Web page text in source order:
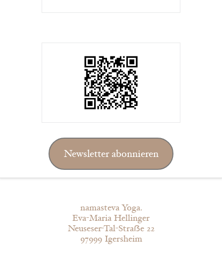
Newsletter abonnieren
namasteva Yoga.
Eva-Maria Hellinger
Neuseser-Tal-Straẞe 22
97999 Igersheim